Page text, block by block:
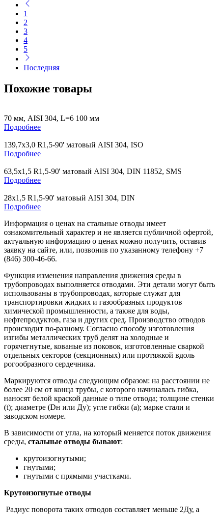
1
2
3
4
5
Последняя
Похожие товары
70 мм, AISI 304, L=6 100 мм
Подробнее
139,7х3,0 R1,5-90' матовый AISI 304, ISO
Подробнее
63,5х1,5 R1,5-90' матовый AISI 304, DIN 11852, SMS
Подробнее
28х1,5 R1,5-90' матовый AISI 304, DIN
Подробнее
Информация о ценах на стальные отводы имеет
ознакомительный характер и не является публичной офертой,
актуальную информацию о ценах можно получить, оставив
заявку на сайте, или, позвонив по указанному телефону +7
(846) 300-46-66.
Функция изменения направления движения среды в
трубопроводах выполняется отводами. Эти детали могут быть
использованы в трубопроводах, которые служат для
транспортировки жидких и газообразных продуктов
химической промышленности, а также для воды,
нефтепродуктов, газа и других сред. Производство отводов
происходит по-разному. Согласно способу изготовления
изгибы металлических труб делят на холодные и
горячегнутые, кованые из поковок, изготовленные сваркой
отдельных секторов (секционных) или протяжкой вдоль
рогообразного сердечника.
Маркируются отводы следующим образом: на расстоянии не
более 20 см от конца трубы, с которого начиналась гибка,
наносят белой краской данные о типе отвода; толщине стенки
(t); диаметре (Dн или Ду); угле гибки (a); марке стали и
заводском номере.
В зависимости от угла, на который меняется поток движения
среды, стальные отводы бывают:
крутоизогнутыми;
гнутыми;
гнутыми с прямыми участками.
Крутоизогнутые отводы
Радиус поворота таких отводов составляет меньше 2Ду, а